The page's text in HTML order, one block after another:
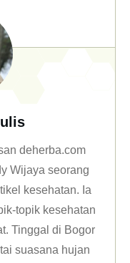
deherba.com
Wijaya seorang
kesehatan. Ia
topik kesehatan
Tinggal di Bogor
suasana hujan